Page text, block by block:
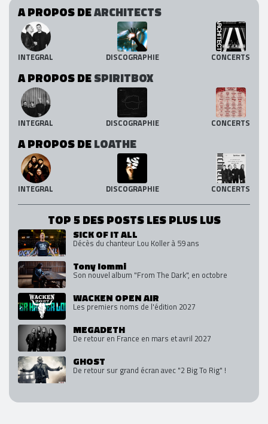
A PROPOS DEARCHITECTS
INTEGRAL DISCOGRAPHIE CONCERTS
A PROPOS DESPIRITBOX
INTEGRAL DISCOGRAPHIE CONCERTS
A PROPOS DELOATHE
INTEGRAL DISCOGRAPHIE CONCERTS
TOP 5 DES POSTS LES PLUS LUS
SICK OF IT ALL
Décès du chanteur Lou Koller à 59 ans
Tony Iommi
Son nouvel album "From The Dark", en octobre
WACKEN OPEN AIR
Les premiers noms de l'édition 2027
MEGADETH
De retour en France en mars et avril 2027
GHOST
De retour sur grand écran avec "2 Big To Rig" !